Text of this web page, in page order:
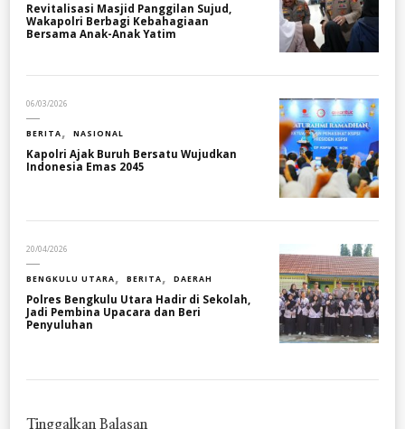
Revitalisasi Masjid Panggilan Sujud,
Wakapolri Berbagi Kebahagiaan
Bersama Anak-Anak Yatim
06/03/2026
BERITA NASIONAL
Kapolri Ajak Buruh Bersatu Wujudkan
Indonesia Emas 2045
20/04/2026
BENGKULU UTARA BERITA DAERAH
Polres Bengkulu Utara Hadir di Sekolah,
Jadi Pembina Upacara dan Beri
Penyuluhan
Tinggalkan Balasan